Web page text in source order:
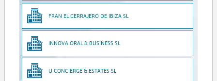
FRAN EL CERRAJERO DE IBIZA SL
INNOVA ORAL & BUSINESS SL
U CONCIERGE & ESTATES SL